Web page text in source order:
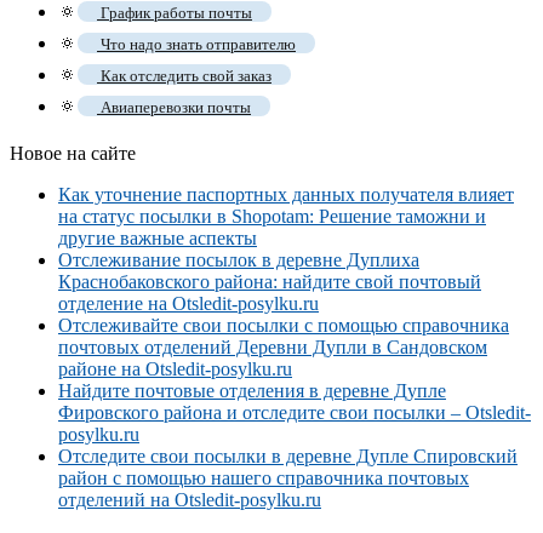
🔅 График работы почты
🔅 Что надо знать отправителю
🔅 Как отследить свой заказ
🔅 Авиаперевозки почты
Новое на сайте
Как уточнение паспортных данных получателя влияет
на статус посылки в Shopotam: Решение таможни и
другие важные аспекты
Отслеживание посылок в деревне Дуплиха
Краснобаковского района: найдите свой почтовый
отделение на Otsledit-posylku.ru
Отслеживайте свои посылки с помощью справочника
почтовых отделений Деревни Дупли в Сандовском
районе на Otsledit-posylku.ru
Найдите почтовые отделения в деревне Дупле
Фировского района и отследите свои посылки – Otsledit-
posylku.ru
Отследите свои посылки в деревне Дупле Спировский
район с помощью нашего справочника почтовых
отделений на Otsledit-posylku.ru